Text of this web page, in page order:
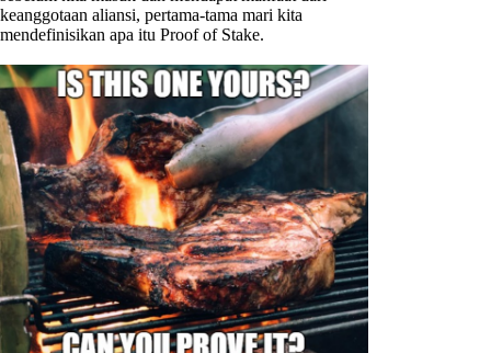
keanggotaan aliansi, pertama-tama mari kita
mendefinisikan apa itu Proof of Stake.